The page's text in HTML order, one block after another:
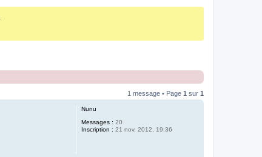
1 message • Page 1 sur 1
Nunu
Messages : 20
Inscription : 21 nov. 2012, 19:36